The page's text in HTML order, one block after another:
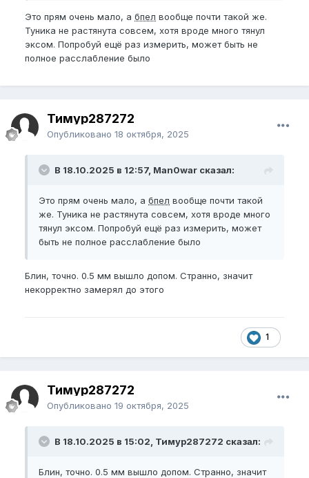
Это прям очень мало, а бпел вообще почти такой же.
Туника не растянута совсем, хотя вроде много тянул
эксом. Попробуй ещё раз измерить, может быть не
полное расслабление было
Тимур287272
Опубликовано 18 октября, 2025
В 18.10.2025 в 12:57, Man0war сказал:
Это прям очень мало, а бпел вообще почти такой
же. Туника не растянута совсем, хотя вроде много
тянул эксом. Попробуй ещё раз измерить, может
быть не полное расслабление было
Блин, точно. 0.5 мм вышло допом. Странно, значит
некорректно замерял до этого
1
Тимур287272
Опубликовано 19 октября, 2025
В 18.10.2025 в 15:02, Тимур287272 сказал:
Блин, точно. 0.5 мм вышло допом. Странно, значит